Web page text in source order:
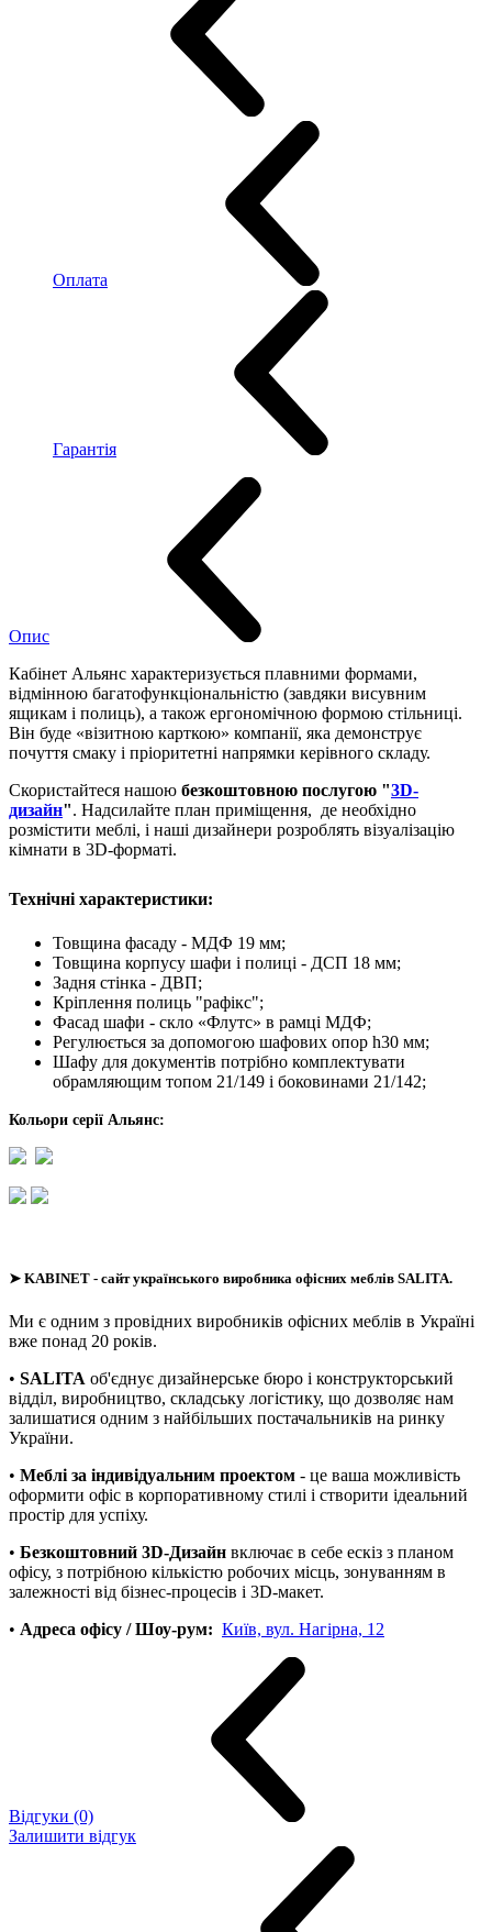
Оплата
Гарантія
Опис
Кабінет Альянс характеризується плавними формами,
відмінною багатофункціональністю (завдяки висувним
ящикам і полиць), а також ергономічною формою стільниці.
Він буде «візитною карткою» компанії, яка демонструє
почуття смаку і пріоритетні напрямки керівного складу.
Скористайтеся нашою безкоштовною послугою "3D-
дизайн". Надсилайте план приміщення, де необхідно
розмістити меблі, і наші дизайнери розроблять візуалізацію
кімнати в 3D-форматі.
Технічні характеристики:
Товщина фасаду - МДФ 19 мм;
Товщина корпусу шафи і полиці - ДСП 18 мм;
Задня стінка - ДВП;
Кріплення полиць "рафікс";
Фасад шафи - скло «Флутс» в рамці МДФ;
Регулюється за допомогою шафових опор h30 мм;
Шафу для документів потрібно комплектувати
обрамляющим топом 21/149 і боковинами 21/142;
Кольори серії Альянс:
➤ KABINET - сайт українського виробника офісних меблів SALITA.
Ми є одним з провідних виробників офісних меблів в Україні
вже понад 20 років.
• SALITA об'єднує дизайнерське бюро і конструкторський
відділ, виробництво, складську логістику, що дозволяє нам
залишатися одним з найбільших постачальників на ринку
України.
• Меблі за індивідуальним проектом - це ваша можливість
оформити офіс в корпоративному стилі і створити ідеальний
простір для успіху.
• Безкоштовний 3D-Дизайн включає в себе ескіз з планом
офісу, з потрібною кількістю робочих місць, зонуванням в
залежності від бізнес-процесів і 3D-макет.
• Адреса офісу / Шоу-рум: Київ, вул. Нагірна, 12
Відгуки (0)
Залишити відгук